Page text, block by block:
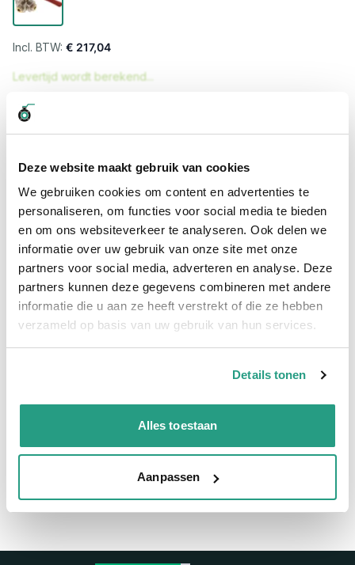
Deze website maakt gebruik van cookies
We gebruiken cookies om content en advertenties te
personaliseren, om functies voor social media te bieden
en om ons websiteverkeer te analyseren. Ook delen we
informatie over uw gebruik van onze site met onze
partners voor social media, adverteren en analyse. Deze
partners kunnen deze gegevens combineren met andere
informatie die u aan ze heeft verstrekt of die ze hebben
verzameld op basis van uw gebruik van hun services.
Details tonen
Alles toestaan
Aanpassen
€ 217,04
Levertijd wordt berekend...
Hoge klantbeoordelingen: 9/10
Snelle levering
Snel naar
Meer informatie
Meer informatie
Maatvoering koppeling 1 1/2"
Neem contact met ons op